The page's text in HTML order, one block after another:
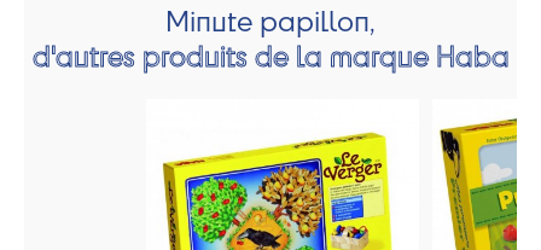
Minute papillon,
d'autres produits de la marque Haba